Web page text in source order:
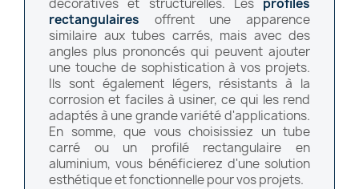
décoratives et structurelles. Les profilés
rectangulaires offrent une apparence
similaire aux tubes carrés, mais avec des
angles plus prononcés qui peuvent ajouter
une touche de sophistication à vos projets.
Ils sont également légers, résistants à la
corrosion et faciles à usiner, ce qui les rend
adaptés à une grande variété d'applications.
En somme, que vous choisissiez un tube
carré ou un profilé rectangulaire en
aluminium, vous bénéficierez d'une solution
esthétique et fonctionnelle pour vos projets.